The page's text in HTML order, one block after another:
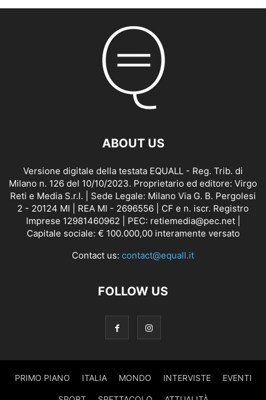
ABOUT US
Versione digitale della testata EQUALL - Reg. Trib. di
Milano n. 126 del 10/10/2023. Proprietario ed editore: Virgo
Reti e Media S.r.l. | Sede Legale: Milano Via G. B. Pergolesi
2 - 20124 MI | REA MI - 2696556 | CF e n. iscr. Registro
Imprese 12981460962 | PEC: retiemedia@pec.net |
Capitale sociale: € 100.000,00 interamente versato
Contact us: contact@equall.it
FOLLOW US
PRIMO PIANO ITALIA MONDO INTERVISTE EVENTI